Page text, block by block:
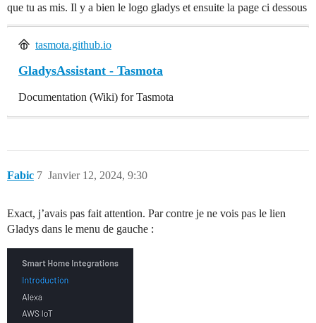
que tu as mis. Il y a bien le logo gladys et ensuite la page ci dessous
tasmota.github.io
GladysAssistant - Tasmota
Documentation (Wiki) for Tasmota
Fabic Janvier 12, 2024, 9:30
7
Exact, j’avais pas fait attention. Par contre je ne vois pas le lien
Gladys dans le menu de gauche :